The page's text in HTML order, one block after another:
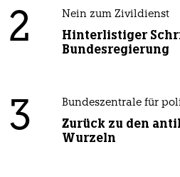
2 Nein zum Zivildienst
Hinterlistiger
Bundesregierung
3 Bundeszentrale für
Zurück zu den
Wurzeln